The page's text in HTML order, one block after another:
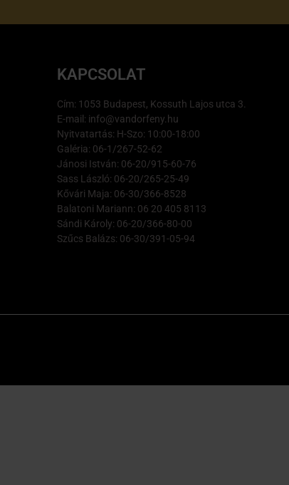
KAPCSOLAT
Cím: 1053 Budapest, Kossuth Lajos utca 3.
E-mail: info@vandorfeny.hu
Nyitvatartás: H-Szo: 10:00-18:00
Galéria: 06-1/267-52-62
Jánosi István: 06-20/915-60-76
Sass László: 06-20/265-25-49
Kővári Maja: 06-30/366-8528
Balatoni Mariann: 06 20 405 8113
Sándi Károly: 06-20/366-80-00
Szűcs Balázs: 06-30/391-05-94